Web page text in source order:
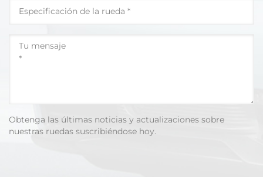
Obtenga las últimas noticias y actualizaciones sobre
nuestras ruedas suscribiéndose hoy.